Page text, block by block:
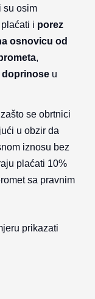
su osim
i porez
osnovicu od
,
doprinose u
se obrtnici
u obzir da
iznosu bez
plaćati 10%
sa pravnim
prikazati